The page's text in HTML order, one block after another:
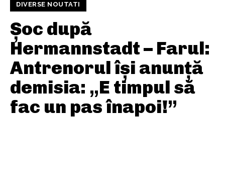
DIVERSE NOUTATI
Șoc după
Hermannstadt – Farul:
Antrenorul își anunță
demisia: „E timpul să
fac un pas înapoi!”